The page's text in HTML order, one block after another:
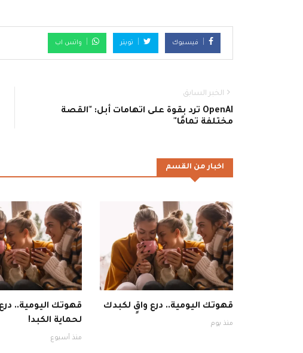
فيسبوك تويتر واتس اب
الخبر السابق
OpenAI ترد بقوة على اتهامات أبل: "القصة
مختلفة تمامًا"
اخبار من القسم
قهوتك اليومية.. درع واقٍ لكبدك
منذ يوم
قهوتك اليومية..
لحماية الكبد!
منذ أسبوع